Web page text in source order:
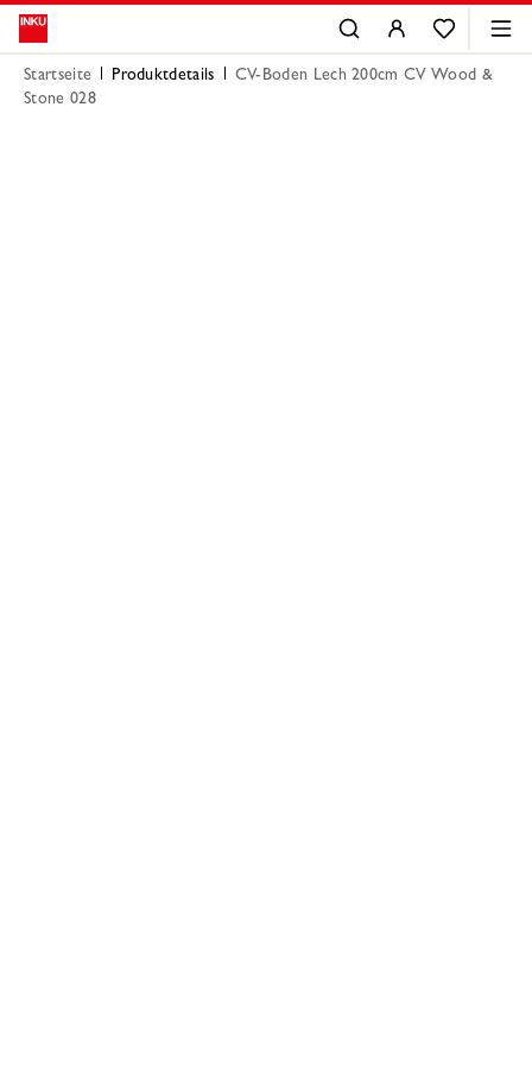
Startseite Produktdetails
CV-Boden Lech 200cm CV Wood &
Stone 028